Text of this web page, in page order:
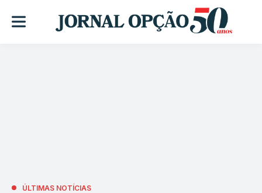
ÚLTIMAS NOTÍCIAS